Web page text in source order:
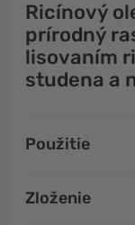
Ricínový
prírodný
lisovaním
studena a
Použitie
Zloženie